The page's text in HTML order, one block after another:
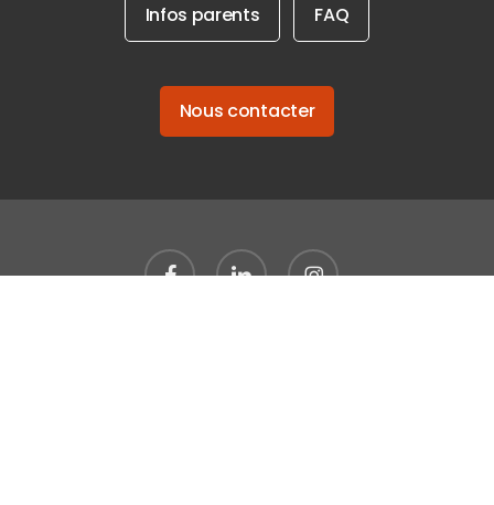
Infos parents FAQ
Nous contacter
facebooklinkedin instagram